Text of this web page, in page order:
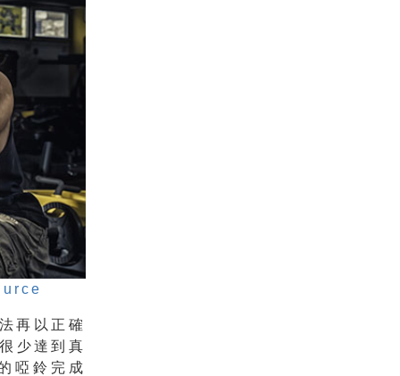
再以正確
少達到真
啞鈴完成